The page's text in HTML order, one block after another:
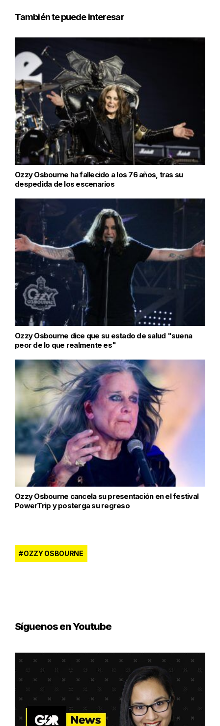
También te puede interesar
Ozzy Osbourne ha fallecido a los 76 años, tras su
despedida de los escenarios
Ozzy Osbourne dice que su estado de salud "suena
peor de lo que realmente es"
Ozzy Osbourne cancela su presentación en el festival
PowerTrip y posterga su regreso
OZZY OSBOURNE
Síguenos en Youtube